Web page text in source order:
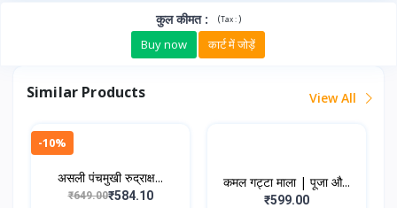
कुल कीमत: (Tax :)
Buy now कार्ट में जोड़ें
Similar Products View All
-10%
असली पंचमुखी रुद्राक्ष...
₹649.00₹584.10
कमल गट्टा माला | पूजा औ...
₹599.00